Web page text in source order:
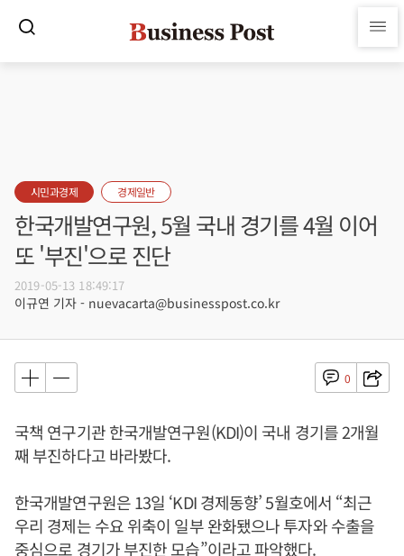
시민과경제 경제일반
한국개발연구원, 5월 국내 경기를 4월 이어
또 '부진'으로 진단
2019-05-13 18:49:17
이규연 기자 - nuevacarta@businesspost.co.kr
0
국책 연구기관 한국개발연구원(KDI)이 국내 경기를 2개월
째 부진하다고 바라봤다.
한국개발연구원은 13일 ‘KDI 경제동향’ 5월호에서 “최근
우리 경제는 수요 위축이 일부 완화됐으나 투자와 수출을
중심으로 경기가 부진한 모습”이라고 파악했다.